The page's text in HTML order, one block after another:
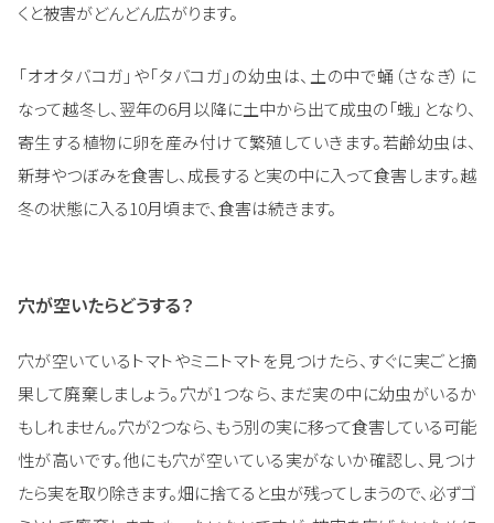
くと被害がどんどん広がります。
「オオタバコガ」や「タバコガ」の幼虫は、土の中で蛹（さなぎ）に
なって越冬し、翌年の6月以降に土中から出て成虫の「蛾」となり、
寄生する植物に卵を産み付けて繁殖していきます。若齢幼虫は、
新芽やつぼみを食害し、成長すると実の中に入って食害します。越
冬の状態に入る10月頃まで、食害は続きます。
穴が空いたらどうする？
穴が空いているトマトやミニトマトを見つけたら、すぐに実ごと摘
果して廃棄しましょう。穴が1つなら、まだ実の中に幼虫がいるか
もしれません。穴が2つなら、もう別の実に移って食害している可能
性が高いです。他にも穴が空いている実がないか確認し、見つけ
たら実を取り除きます。畑に捨てると虫が残ってしまうので、必ずゴ